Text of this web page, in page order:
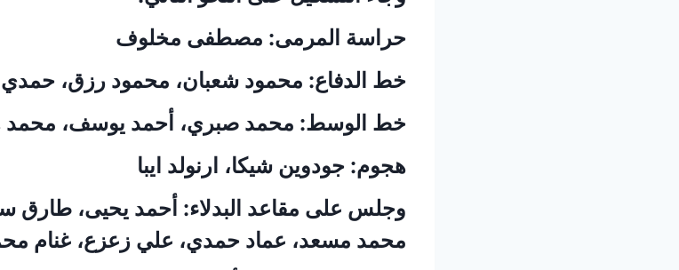
حراسة المرمى: مصطفى مخلوف
خط الدفاع: محمود شعبان، محمود رزق، حمدي
خط الوسط: محمد صبري، أحمد يوسف، محمد
هجوم: جودوين شيكا، ارنولد ايبا
وجلس على مقاعد البدلاء: أحمد يحيى، طارق
محمد مسعد، عماد حمدي، علي زعزع، غنام